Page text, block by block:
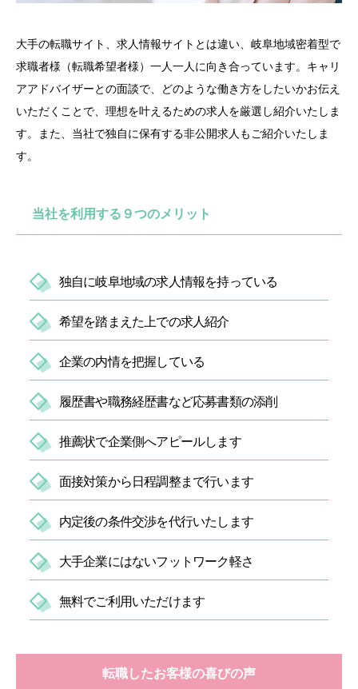
大手の転職サイト、求人情報サイトとは違い、岐阜地域密着型で
求職者様（転職希望者様）一人一人に向き合っています。キャリ
アアドバイザーとの面談で、どのような働き方をしたいかお伝え
いただくことで、理想を叶えるための求人を厳選し紹介いたしま
す。また、当社で独自に保有する非公開求人もご紹介いたしま
す。
当社を利用する９つのメリット
独自に岐阜地域の求人情報を持っている
希望を踏まえた上での求人紹介
企業の内情を把握している
履歴書や職務経歴書など応募書類の添削
推薦状で企業側へアピールします
面接対策から日程調整まで行います
内定後の条件交渉を代行いたします
大手企業にはないフットワーク軽さ
無料でご利用いただけます
転職したお客様の喜びの声